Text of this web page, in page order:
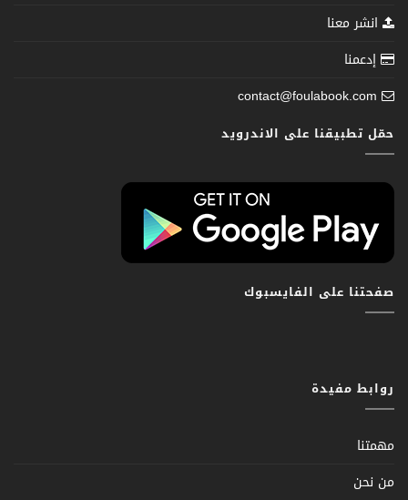
انشر معنا
إدعمنا
contact@foulabook.com
حمّل تطبيقنا على الاندرويد
صفحتنا على الفايسبوك
روابط مفيدة
مهمتنا
من نحن